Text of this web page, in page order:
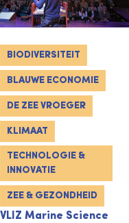
BIODIVERSITEIT
BLAUWE ECONOMIE
DE ZEE VROEGER
KLIMAAT
TECHNOLOGIE &
INNOVATIE
ZEE & GEZONDHEID
VLIZ Marine Science